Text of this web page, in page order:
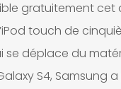
gratuitement
touch de
déplace du
S4, Samsung